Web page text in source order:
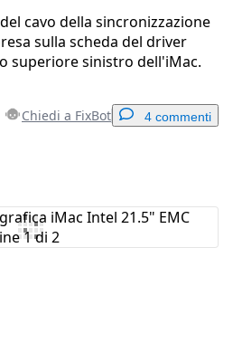
cavo della sincronizzazione
sulla scheda del driver
superiore sinistro dell'iMac.
Chiedi a FixBot 4 commenti